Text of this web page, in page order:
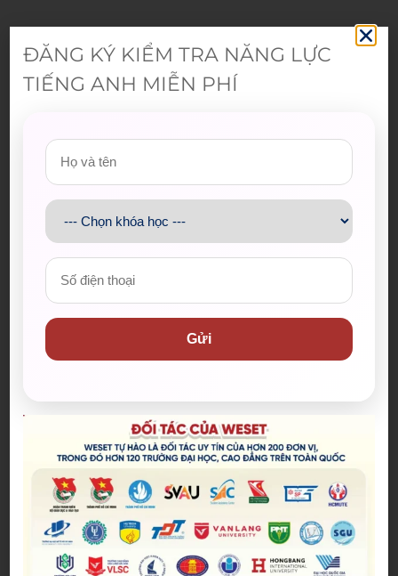
Bài viết mới nhất
Spider-Man: Brand New Day – Bộ
phim được kỳ vọng đưa MCU trở
lại thời kỳ đỉnh cao
ĐĂNG KÝ KIỂM TRA NĂNG LỰC
TIẾNG ANH MIỄN PHÍ
Gửi